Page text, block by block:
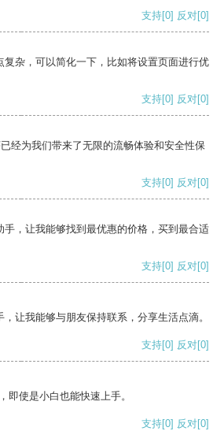
支持[0] 反对[0]
复杂，可以简化一下，比如将设置页面进行优
支持[0] 反对[0]
经为我们带来了无限的流畅体验和安全性保
支持[0] 反对[0]
手，让我能够找到最优惠的价格，买到最合适
支持[0] 反对[0]
让我能够与朋友保持联系，分享生活点滴。
支持[0] 反对[0]
即使是小白也能快速上手。
支持[0] 反对[0]